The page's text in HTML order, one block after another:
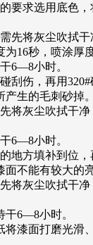
要求选用底色
先将灰尘吹拭
16秒，喷涂厚
6—8小时。
刮伤，再用
生的毛刺砂掉。
将灰尘吹拭干净
6—8小时。
地方填补到位，
不能有较大的亮
将灰尘吹拭干净
干6—8小时。
将漆面打磨光滑